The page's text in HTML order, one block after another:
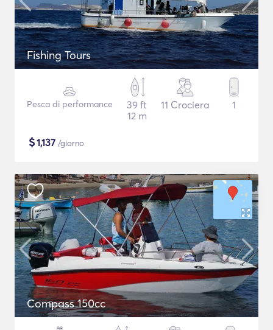
Fishing Tours
Pesca di performance
39 ft
12 m
11 Crociera 1
$1,137 /giorno
Compass 150cc